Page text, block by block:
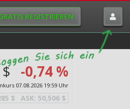
REGISTRIEREN
-0,74 %
07.08.2026 19:59 Uhr
$ ASK: 50,506 $